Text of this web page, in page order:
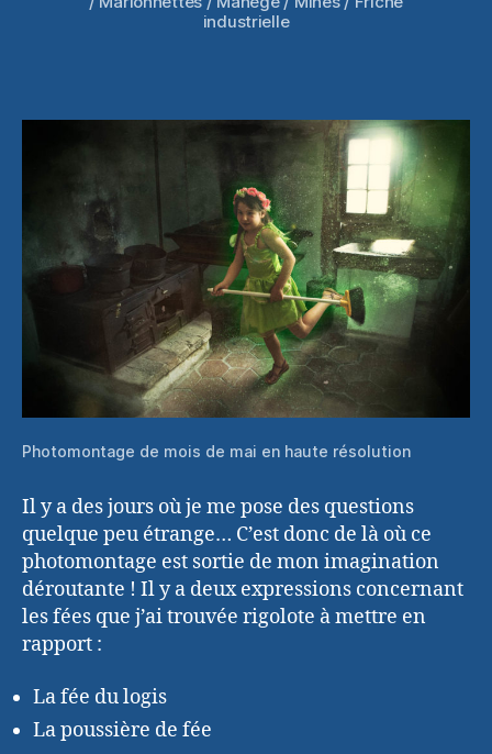
industrielle
Photomontage de mois de mai en haute résolution
Il y a des jours où je me pose des questions
quelque peu étrange… C’est donc de là où ce
photomontage est sortie de mon imagination
déroutante ! Il y a deux expressions concernant
les fées que j’ai trouvée rigolote à mettre en
rapport :
La fée du logis
La poussière de fée